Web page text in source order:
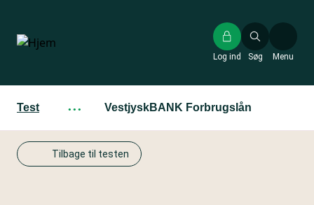
hovedindhold
Søg
Log ind Menu
Test ··· VestjyskBANK Forbrugslån
Tilbage til testen